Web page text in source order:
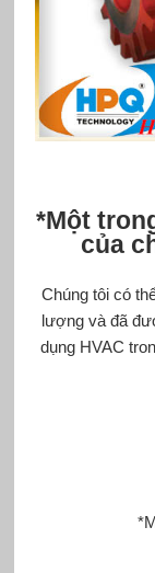
*Một
của
Chúng tôi có
lượng và đã
dụng HVAC